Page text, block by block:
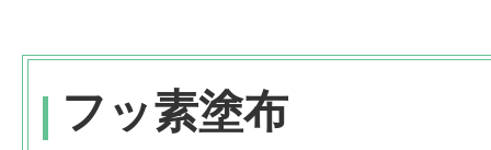
フッ素塗布